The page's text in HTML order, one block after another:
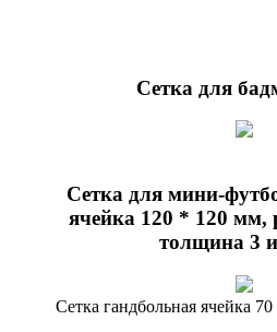
Сетка для
Сетка для мини-
ячейка 120 * 120 мм,
толщина 3
Сетка гандбольная ячейка